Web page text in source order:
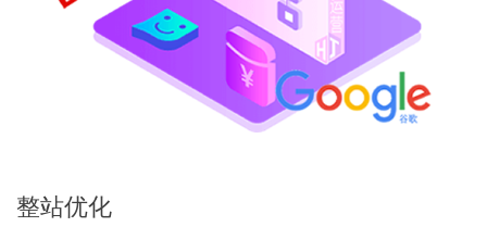
整站优化